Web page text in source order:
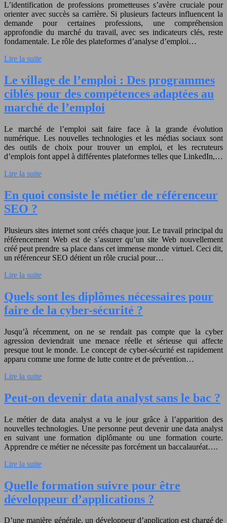
L’identification de professions prometteuses s’avère cruciale pour
orienter avec succès sa carrière. Si plusieurs facteurs influencent la
demande pour certaines professions, une compréhension
approfondie du marché du travail, avec ses indicateurs clés, reste
fondamentale. Le rôle des plateformes d’analyse d’emploi…
Lire la suite
Le village de l’emploi : Des programmes
ciblés pour des compétences adaptées au
marché de l’emploi
Le marché de l’emploi sait faire face à la grande évolution
numérique. Les nouvelles technologies et les médias sociaux sont
des outils de choix pour trouver un emploi, et les recruteurs
d’emplois font appel à différentes plateformes telles que LinkedIn,…
Lire la suite
En quoi consiste le métier de référenceur
SEO ?
Plusieurs sites internet sont créés chaque jour. Le travail principal du
référencement Web est de s’assurer qu’un site Web nouvellement
créé peut prendre sa place dans cet immense monde virtuel. Ceci dit,
un référenceur SEO détient un rôle crucial pour…
Lire la suite
Quels sont les diplômes nécessaires pour
faire de la cyber-sécurité ?
Jusqu’à récemment, on ne se rendait pas compte que la cyber
agression deviendrait une menace réelle et sérieuse qui affecte
presque tout le monde. Le concept de cyber-sécurité est rapidement
apparu comme une forme de lutte contre et de prévention…
Lire la suite
Peut-on devenir data analyst sans le bac ?
Le métier de data analyst a vu le jour grâce à l’apparition des
nouvelles technologies. Une personne peut devenir une data analyst
en suivant une formation diplômante ou une formation courte.
Apprendre ce métier ne nécessite pas forcément un baccalauréat….
Lire la suite
Quelle formation suivre pour être
développeur d’applications ?
D’une manière générale, un développeur d’application est chargé de